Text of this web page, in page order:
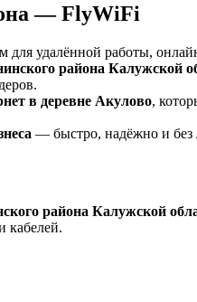
— FlyWiFi
удалённой работы,
района Калужской
в деревне Акулово,
— быстро, надёжно и
района Калужской
кабелей.